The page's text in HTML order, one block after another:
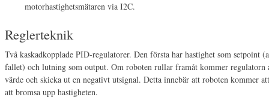
motorhastighetsmätaren via I2C.
Reglerteknik
Två kaskadkopplade PID-regulatorer. Den första har hastighet som setpoint
fallet) och lutning som output. Om roboten rullar framåt kommer regulatorn
värde och skicka ut en negativt utsignal. Detta innebär att roboten kommer
att bromsa upp hastigheten.